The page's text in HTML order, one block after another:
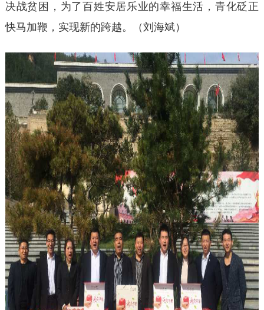
决战贫困，为了百姓安居乐业的幸福生活，青化砭正
快马加鞭，实现新的跨越。（刘海斌）